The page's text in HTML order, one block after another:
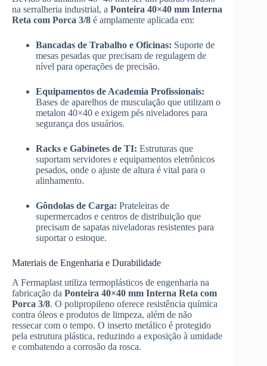
na serralheria industrial, a Ponteira 40×40 mm Interna
Reta com Porca 3/8 é amplamente aplicada em:
Bancadas de Trabalho e Oficinas: Suporte de
mesas pesadas que precisam de regulagem de
nível para operações de precisão.
Equipamentos de Academia Profissionais:
Bases de aparelhos de musculação que utilizam o
metalon 40×40 e exigem pés niveladores para
segurança dos usuários.
Racks e Gabinetes de TI: Estruturas que
suportam servidores e equipamentos eletrônicos
pesados, onde o ajuste de altura é vital para o
alinhamento.
Gôndolas de Carga: Prateleiras de
supermercados e centros de distribuição que
precisam de sapatas niveladoras resistentes para
suportar o estoque.
Materiais de Engenharia e Durabilidade
A Fermaplast utiliza termoplásticos de engenharia na
fabricação da Ponteira 40×40 mm Interna Reta com
Porca 3/8. O polipropileno oferece resistência química
contra óleos e produtos de limpeza, além de não
ressecar com o tempo. O inserto metálico é protegido
pela estrutura plástica, reduzindo a exposição à umidade
e combatendo a corrosão da rosca.